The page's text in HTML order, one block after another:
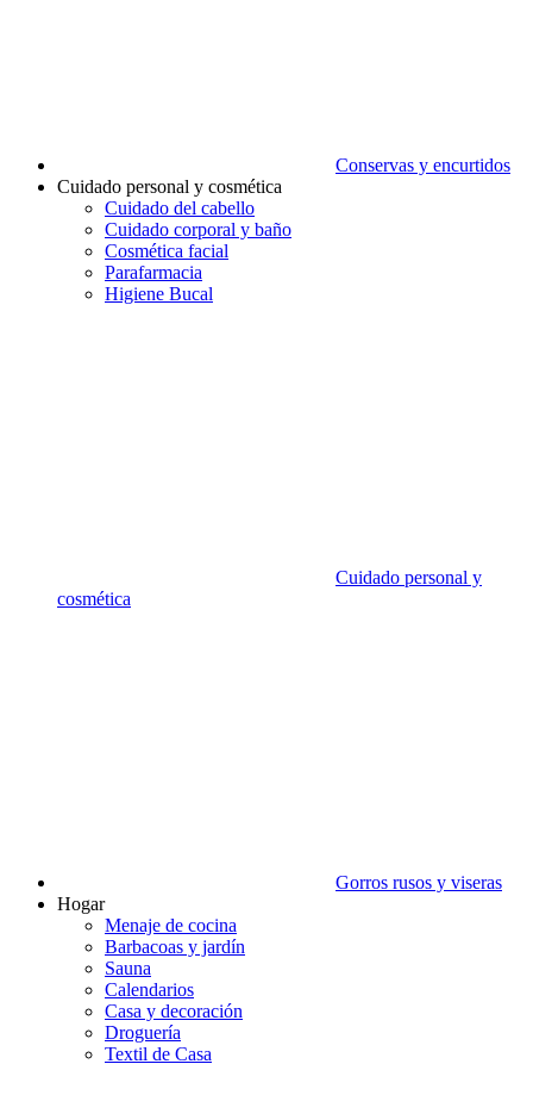
Conservas y encurtidos
Cuidado personal y cosmética
Cuidado del cabello
Cuidado corporal y baño
Cosmética facial
Parafarmacia
Higiene Bucal
Cuidado personal y
cosmética
Gorros rusos y viseras
Hogar
Menaje de cocina
Barbacoas y jardín
Sauna
Calendarios
Casa y decoración
Droguería
Textil de Casa